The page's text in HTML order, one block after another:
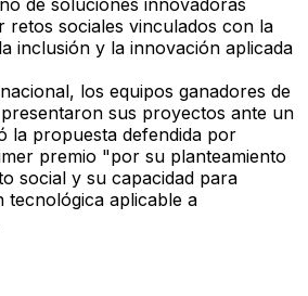
de soluciones innovadoras
retos sociales vinculados con la
inclusión y la innovación aplicada
los equipos ganadores de
sus proyectos ante un
la propuesta defendida por
premio "por su planteamiento
social y su capacidad para
aplicable a